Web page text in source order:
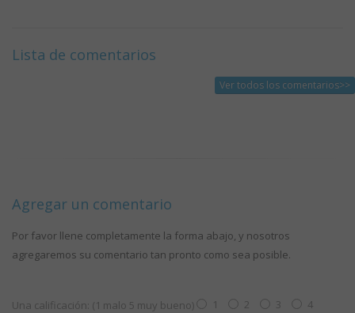
Lista de comentarios
Ver todos los comentarios>>
Agregar un comentario
Por favor llene completamente la forma abajo, y nosotros
agregaremos su comentario tan pronto como sea posible.
Una calificación: (1 malo 5 muy bueno) 1 2 3
4